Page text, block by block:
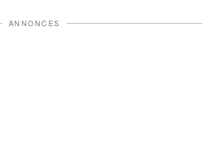
ANNONCES